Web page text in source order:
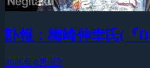
訃報：梅崎伸幸氏(『
2026年8月3日